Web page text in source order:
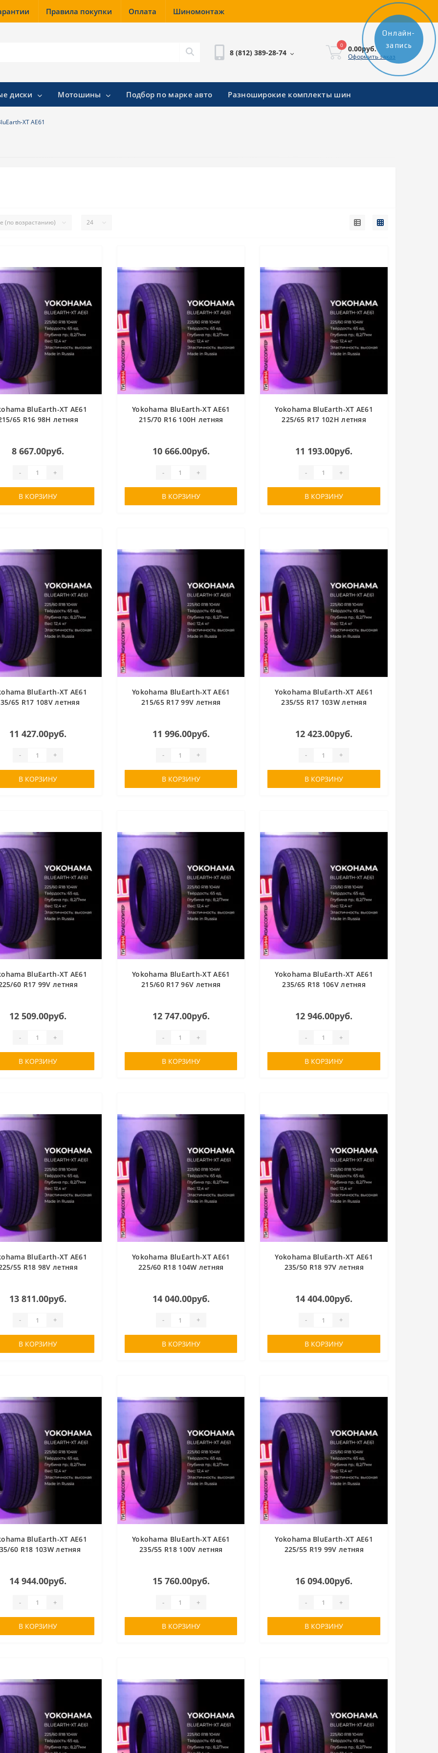
Правила покупки Оплата Шиномонтаж
8 (812) 389-28-74
0 0.00руб.
Оформить заказ
диски Мотошины Подбор по марке авто Разноширокие комплекты шин
XT AE61
BluEarth-XT AE61
65 R16 98H летняя
8 667.00руб.
- +
В КОРЗИНУ
Yokohama BluEarth-XT AE61
215/70 R16 100H летняя
10 666.00руб.
- +
В КОРЗИНУ
Yokohama BluEarth-XT AE61
225/65 R17 102H летняя
11 193.00руб.
- +
В КОРЗИНУ
BluEarth-XT AE61
65 R17 108V летняя
11 427.00руб.
- +
В КОРЗИНУ
Yokohama BluEarth-XT AE61
215/65 R17 99V летняя
11 996.00руб.
- +
В КОРЗИНУ
Yokohama BluEarth-XT AE61
235/55 R17 103W летняя
12 423.00руб.
- +
В КОРЗИНУ
BluEarth-XT AE61
60 R17 99V летняя
12 509.00руб.
- +
В КОРЗИНУ
Yokohama BluEarth-XT AE61
215/60 R17 96V летняя
12 747.00руб.
- +
В КОРЗИНУ
Yokohama BluEarth-XT AE61
235/65 R18 106V летняя
12 946.00руб.
- +
В КОРЗИНУ
BluEarth-XT AE61
55 R18 98V летняя
13 811.00руб.
- +
В КОРЗИНУ
Yokohama BluEarth-XT AE61
225/60 R18 104W летняя
14 040.00руб.
- +
В КОРЗИНУ
Yokohama BluEarth-XT AE61
235/50 R18 97V летняя
14 404.00руб.
- +
В КОРЗИНУ
BluEarth-XT AE61
60 R18 103W летняя
14 944.00руб.
- +
В КОРЗИНУ
Yokohama BluEarth-XT AE61
235/55 R18 100V летняя
15 760.00руб.
- +
В КОРЗИНУ
Yokohama BluEarth-XT AE61
225/55 R19 99V летняя
16 094.00руб.
- +
В КОРЗИНУ
Онлайн-
запись